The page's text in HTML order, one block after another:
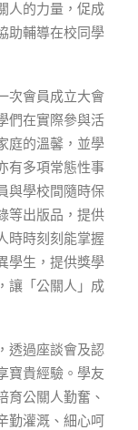
人的力量，促成
助輔導在校同學
次會員成立大會
們在實際參與活
庭的溫馨，並學
有多項常態性事
與學校間隨時保
等出版品，提供
時時刻刻能掌握
學生，提供獎學
讓「公關人」成
透過座談會及認
寶貴經驗。學友
育公關人勤奮、
勤灌溉、細心呵